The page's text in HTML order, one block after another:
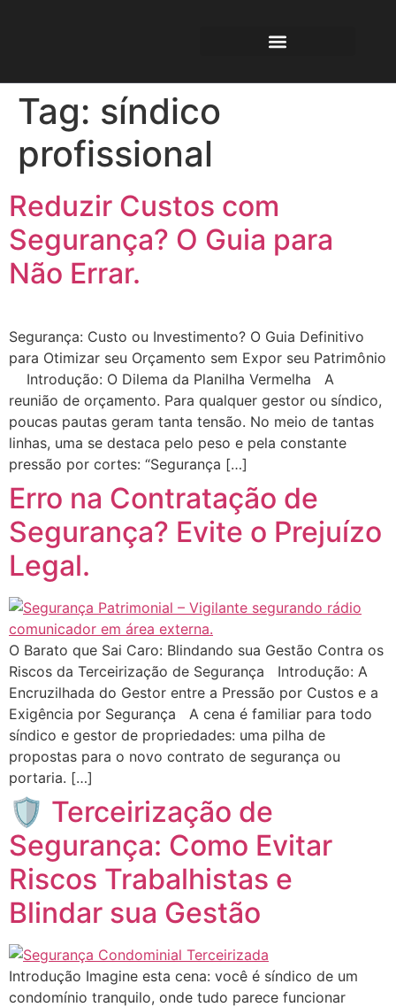
Tag: síndico
profissional
Reduzir Custos com
Segurança? O Guia para
Não Errar.
Segurança: Custo ou Investimento? O Guia Definitivo
para Otimizar seu Orçamento sem Expor seu Patrimônio
Introdução: O Dilema da Planilha Vermelha A
reunião de orçamento. Para qualquer gestor ou síndico,
poucas pautas geram tanta tensão. No meio de tantas
linhas, uma se destaca pelo peso e pela constante
pressão por cortes: “Segurança […]
Erro na Contratação de
Segurança? Evite o Prejuízo
Legal.
O Barato que Sai Caro: Blindando sua Gestão Contra os
Riscos da Terceirização de Segurança Introdução: A
Encruzilhada do Gestor entre a Pressão por Custos e a
Exigência por Segurança A cena é familiar para todo
síndico e gestor de propriedades: uma pilha de
propostas para o novo contrato de segurança ou
portaria. […]
🛡️ Terceirização de
Segurança: Como Evitar
Riscos Trabalhistas e
Blindar sua Gestão
Introdução Imagine esta cena: você é síndico de um
condomínio tranquilo, onde tudo parece funcionar